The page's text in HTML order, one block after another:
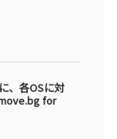
、各OSに対
for